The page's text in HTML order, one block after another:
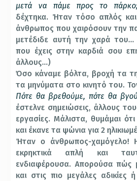
μετά να πάμε προς το
δέχτηκα. Ήταν τόσο απλός
άνθρωπος που χαιρόσουν την
μετέδιδε αυτή την χαρά
που έχεις στην καρδιά σου
άλλους…)
Όσο κάναμε βόλτα, βροχή τα
τα μηνύματα στο κινητό του.
Πότε θα βρεθούμε, πότε θα
έστελνε σημειώσεις, άλλους
εργασίες. Μάλιστα, θυμάμαι
και έκανε τα ψώνια για 2
Ήταν ο άνθρωπος-χαμόγελο!
εκρηκτικά απλή και
ενδιαφέρουσα. Απορούσα πώς
και στις πιο μεγάλες αδικίες